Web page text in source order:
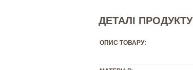
ДЕТАЛІ ПРОДУКТУ
ОПИС ТОВАРУ: